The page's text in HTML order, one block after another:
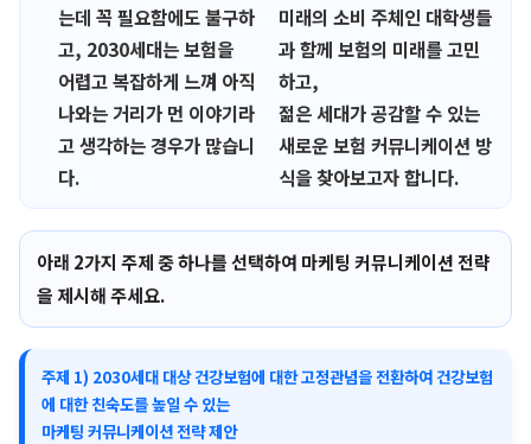
는데 꼭 필요함에도 불구하
고, 2030세대는 보험을
어렵고 복잡하게 느껴 아직
나와는 거리가 먼 이야기라
고 생각하는 경우가 많습니
다.
미래의 소비 주체인 대학생들
과 함께 보험의 미래를 고민
하고,
젊은 세대가 공감할 수 있는
새로운 보험 커뮤니케이션 방
식을 찾아보고자 합니다.
아래 2가지 주제 중 하나를 선택하여 마케팅 커뮤니케이션 전략
을 제시해 주세요.
주제 1) 2030세대 대상 건강보험에 대한 고정관념을 전환하여 건강보험
에 대한 친숙도를 높일 수 있는
마케팅 커뮤니케이션 전략 제안